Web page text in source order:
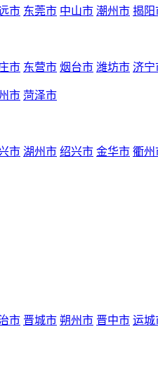
市 东莞市 中山市 潮州市 揭阳
市 东营市 烟台市 潍坊市 济宁
市 菏泽市
市 湖州市 绍兴市 金华市 衢州
市 晋城市 朔州市 晋中市 运城